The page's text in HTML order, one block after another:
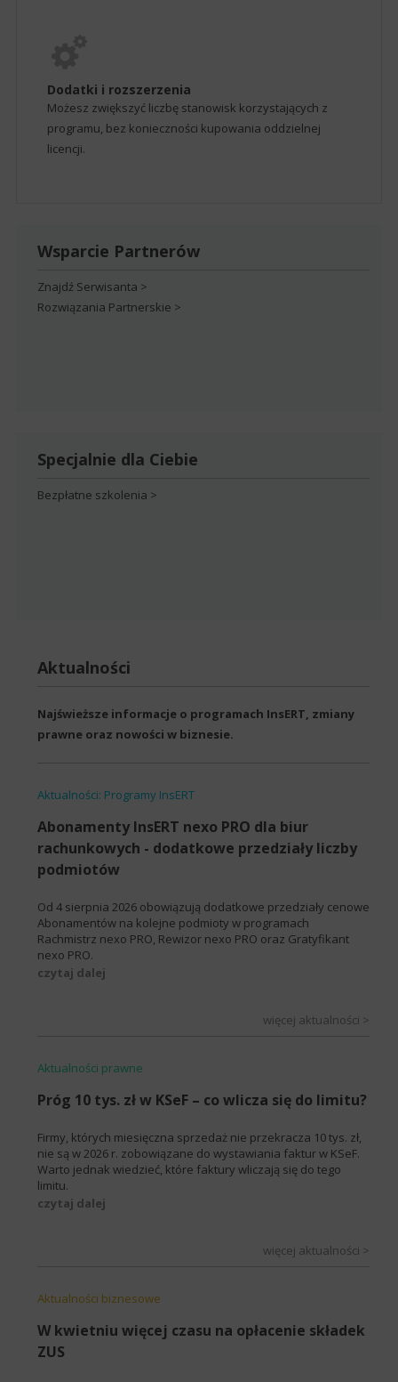
Dodatki i rozszerzenia
Możesz zwiększyć liczbę stanowisk korzystających z
programu, bez konieczności kupowania oddzielnej
licencji.
Wsparcie Partnerów
Znajdź Serwisanta >
Rozwiązania Partnerskie >
Specjalnie dla Ciebie
Bezpłatne szkolenia >
Aktualności
Najświeższe informacje o programach InsERT, zmiany
prawne oraz nowości w biznesie.
Aktualności: Programy InsERT
Abonamenty InsERT nexo PRO dla biur
rachunkowych - dodatkowe przedziały liczby
podmiotów
Od 4 sierpnia 2026 obowiązują dodatkowe przedziały cenowe
Abonamentów na kolejne podmioty w programach
Rachmistrz nexo PRO, Rewizor nexo PRO oraz Gratyfikant
nexo PRO.
czytaj dalej
więcej aktualności >
Aktualności prawne
Próg 10 tys. zł w KSeF – co wlicza się do limitu?
Firmy, których miesięczna sprzedaż nie przekracza 10 tys. zł,
nie są w 2026 r. zobowiązane do wystawiania faktur w KSeF.
Warto jednak wiedzieć, które faktury wliczają się do tego
limitu.
czytaj dalej
więcej aktualności >
Aktualności biznesowe
W kwietniu więcej czasu na opłacenie składek
ZUS